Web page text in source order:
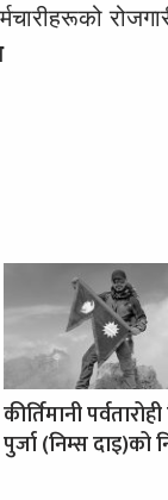
कीर्तिमानी
पुर्जा (निम्स दाइ)को